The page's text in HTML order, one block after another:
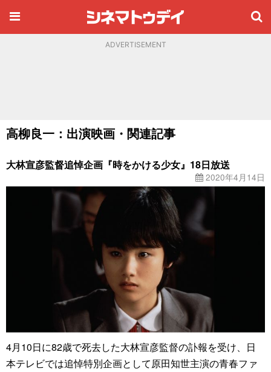
ADVERTISEMENT
高柳良一：出演映画・関連記事
大林宣彦監督追悼企画『時をかける少女』18日放送
2020年4月14日
4月10日に82歳で死去した大林宣彦監督の訃報を受け、日
本テレビでは追悼特別企画として原田知世主演の青春ファ